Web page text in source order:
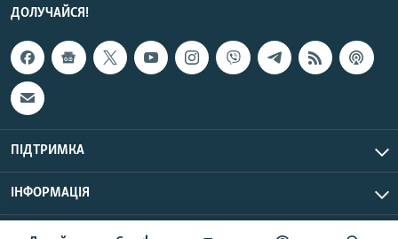
ДОЛУЧАЙСЯ!
ПІДТРИМКА
ІНФОРМАЦІЯ